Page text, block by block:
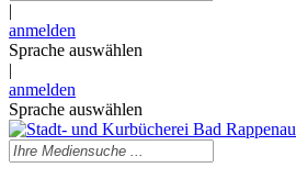
|
anmelden
Sprache auswählen
|
anmelden
Sprache auswählen